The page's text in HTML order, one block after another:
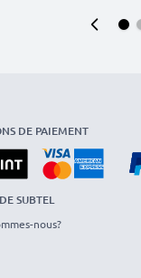
DE PAIEMENT
SUBTEL
nous?